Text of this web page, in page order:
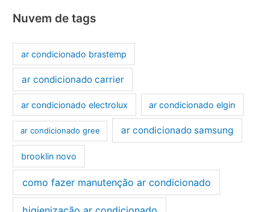
Nuvem de tags
ar condicionado brastemp
ar condicionado carrier
ar condicionado electrolux ar condicionado elgin
ar condicionado gree ar condicionado samsung
brooklin novo
como fazer manutenção ar condicionado